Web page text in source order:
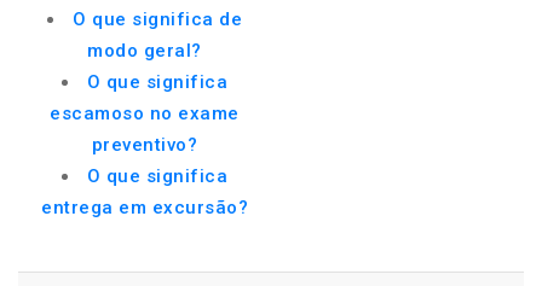
O que significa de
modo geral?
O que significa
escamoso no exame
preventivo?
O que significa
entrega em excursão?